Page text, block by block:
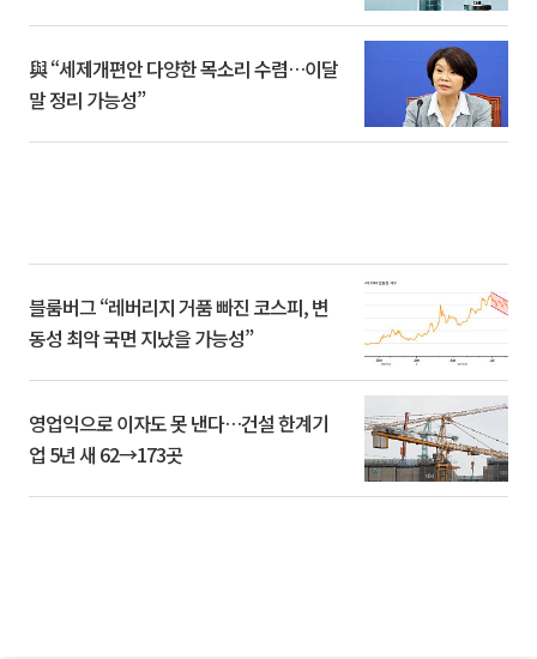
與 “세제개편안 다양한 목소리 수렴…이달
말 정리 가능성”
블룸버그 “레버리지 거품 빠진 코스피, 변
동성 최악 국면 지났을 가능성”
영업익으로 이자도 못 낸다…건설 한계기
업 5년 새 62→173곳